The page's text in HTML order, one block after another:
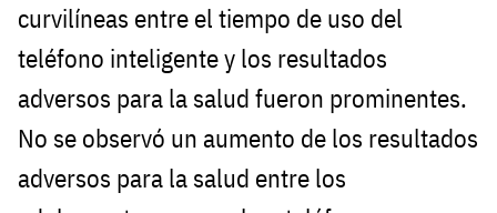
curvilíneas entre el tiempo de uso del
teléfono inteligente y los resultados
adversos para la salud fueron prominentes.
No se observó un aumento de los resultados
adversos para la salud entre los